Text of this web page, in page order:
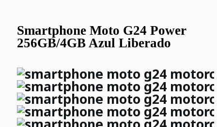
Smartphone Moto G24 Power
256GB/4GB Azul Liberado